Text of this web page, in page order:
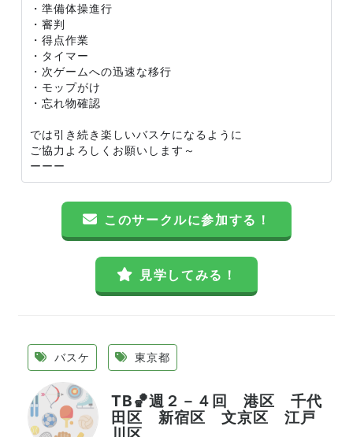
・準備体操進行
・審判
・得点作業
・タイマー
・次ゲームへの迅速な移行
・モップがけ
・忘れ物確認
では引き続き楽しいバスケになるように
ご協力よろしくお願いします～
ーーー
このサークルに参加する！
見学してみる！
バスケ 東京都
TB🏀週２－４回 港区 千代
田区 新宿区 文京区 江戸